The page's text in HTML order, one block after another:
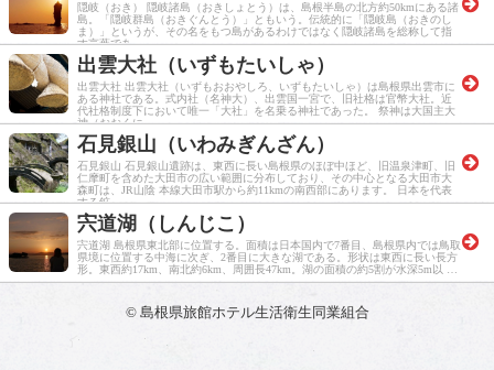
隠岐（おき） 隠岐諸島（おきしょとう）は、島根半島の北方約50kmにある諸
島。「隠岐群島（おきぐんとう）」ともいう。伝統的に「隠岐島（おきのし
ま）」というが、その名をもつ島があるわけではなく隠岐諸島を総称して指
す言葉であ …
出雲大社（いずもたいしゃ）
出雲大社 出雲大社（いずもおおやしろ、いずもたいしゃ）は島根県出雲市に
ある神社である。式内社（名神大）、出雲国一宮で、旧社格は官幣大社。近
代社格制度下において唯一「大社」を名乗る神社であった。 祭神は大国主大
神（おおくに …
石見銀山（いわみぎんざん）
石見銀山 石見銀山遺跡は、東西に長い島根県のほぼ中ほど、旧温泉津町、旧
仁摩町を含めた大田市の広い範囲に分布しており、その中心となる大田市大
森町は、JR山陰 本線大田市駅から約11kmの南西部にあります。 日本を代表
する鉱 …
宍道湖（しんじこ）
宍道湖 島根県東北部に位置する。面積は日本国内で7番目、島根県内では鳥取
県境に位置する中海に次ぎ、2番目に大きな湖である。形状は東西に長い長方
形。東西約17km、南北約6km、周囲長47km。湖の面積の約5割が水深5m以 …
© 島根県旅館ホテル生活衛生同業組合